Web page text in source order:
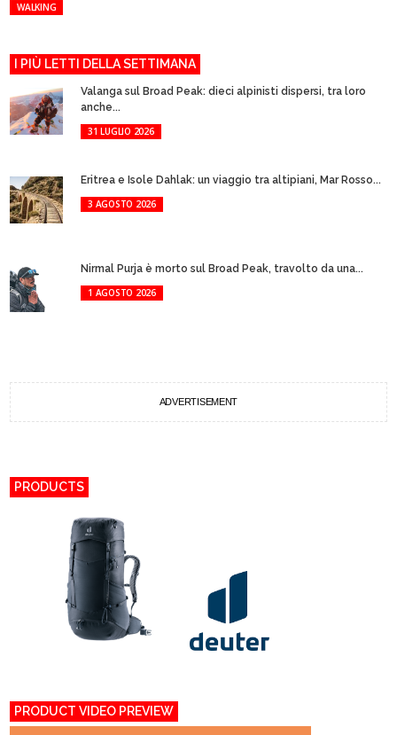
WALKING
I PIÙ LETTI DELLA SETTIMANA
Valanga sul Broad Peak: dieci alpinisti dispersi, tra loro
anche...
31 LUGLIO 2026
Eritrea e Isole Dahlak: un viaggio tra altipiani, Mar Rosso...
3 AGOSTO 2026
Nirmal Purja è morto sul Broad Peak, travolto da una...
1 AGOSTO 2026
ADVERTISEMENT
PRODUCTS
PRODUCT VIDEO PREVIEW